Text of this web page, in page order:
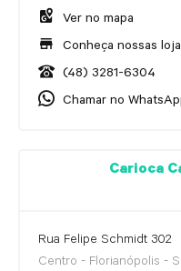
Ver no mapa
Conheça nossas
(48) 3281-6304
Chamar no
Carioca
Rua Felipe Schmidt 302
Centro - Florianópolis -